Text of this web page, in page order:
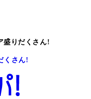
盛りだくさん!
くさん!